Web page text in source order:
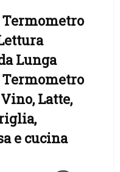
Termometro
Lunga
Termometro
Latte,
e cucina